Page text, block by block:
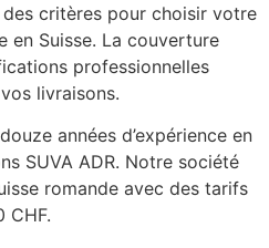
critères pour choisir votre
Suisse. La couverture
professionnelles
livraisons.
années d’expérience en
SUVA ADR. Notre société
romande avec des tarifs
CHF.